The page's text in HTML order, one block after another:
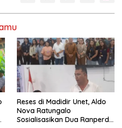
Reses di Madidir Unet, Aldo
Nova Ratungalo
Sosialisasikan Dua Ranperda